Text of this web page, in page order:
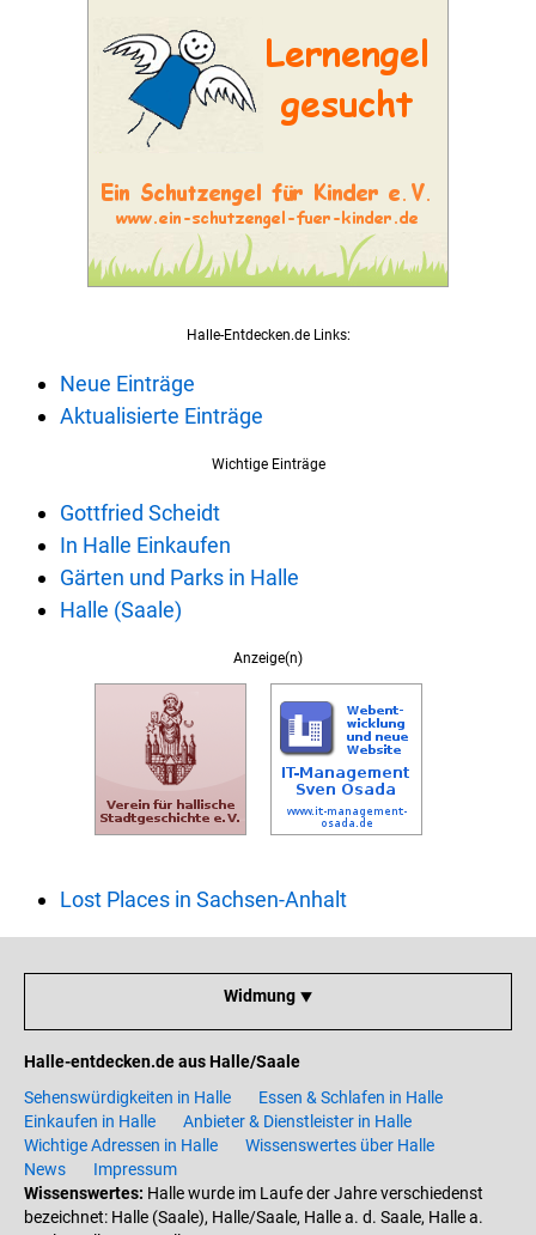
Halle-Entdecken.de Links:
Neue Einträge
Aktualisierte Einträge
Wichtige Einträge
Gottfried Scheidt
In Halle Einkaufen
Gärten und Parks in Halle
Halle (Saale)
Anzeige(n)
Lost Places in Sachsen-Anhalt
Widmung ⯆
Halle-entdecken.de aus Halle/Saale
Sehenswürdigkeiten in Halle
Essen & Schlafen in Halle
Einkaufen in Halle
Anbieter & Dienstleister in Halle
Wichtige Adressen in Halle
Wissenswertes über Halle
News
Impressum
Wissenswertes: Halle wurde im Laufe der Jahre verschiedenst
bezeichnet: Halle (Saale), Halle/Saale, Halle a. d. Saale, Halle a.